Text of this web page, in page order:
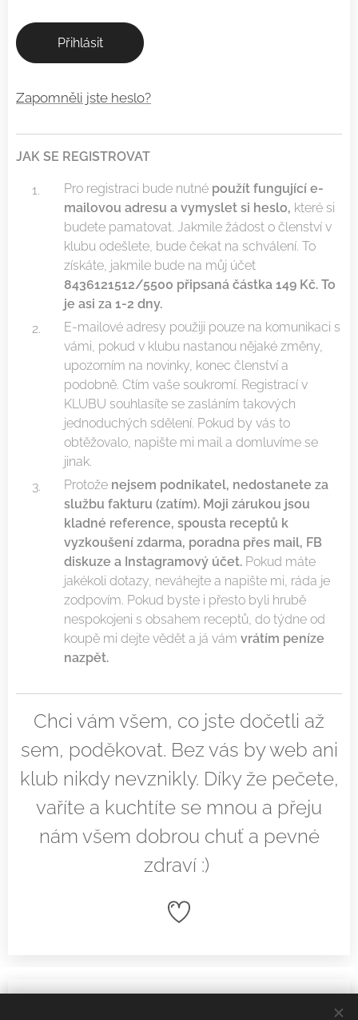
Přihlásit
Zapomněli jste heslo?
JAK SE REGISTROVAT
Pro registraci bude nutné použít fungující e-
mailovou adresu a vymyslet si heslo, které si
budete pamatovat. Jakmile žádost o členství v
klubu odešlete, bude čekat na schválení. To
získáte, jakmile bude na můj účet
8436121512/5500 připsaná částka 149 Kč. To
je asi za 1-2 dny.
E-mailové adresy použiji pouze na komunikaci s
vámi, pokud v klubu nastanou nějaké změny,
upozorním na novinky, konec členství a
podobně. Ctím vaše soukromí. Registrací v
KLUBU souhlasíte se zasláním takových
jednoduchých sdělení. Pokud by vás to
obtěžovalo, napište mi mail a domluvíme se
jinak.
Protože nejsem podnikatel, nedostanete za
službu fakturu (zatím). Moji zárukou jsou
kladné reference, spousta receptů k
vyzkoušení zdarma, poradna přes mail, FB
diskuze a Instagramový účet. Pokud máte
jakékoli dotazy, neváhejte a napište mi, ráda je
zodpovím. Pokud byste i přesto byli hrubě
nespokojeni s obsahem receptů, do týdne od
koupě mi dejte vědět a já vám vrátím peníze
nazpět.
Chci vám všem, co jste dočetli až
sem, poděkovat. Bez vás by web ani
klub nikdy nevznikly. Díky že pečete,
vaříte a kuchtíte se mnou a přeju
nám všem dobrou chuť a pevné
zdraví :)